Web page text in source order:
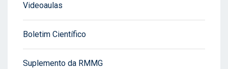
Videoaulas
Boletim Científico
Suplemento da RMMG